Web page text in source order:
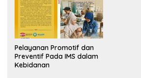
Pelayanan Promotif dan
Preventif Pada IMS dalam
Kebidanan